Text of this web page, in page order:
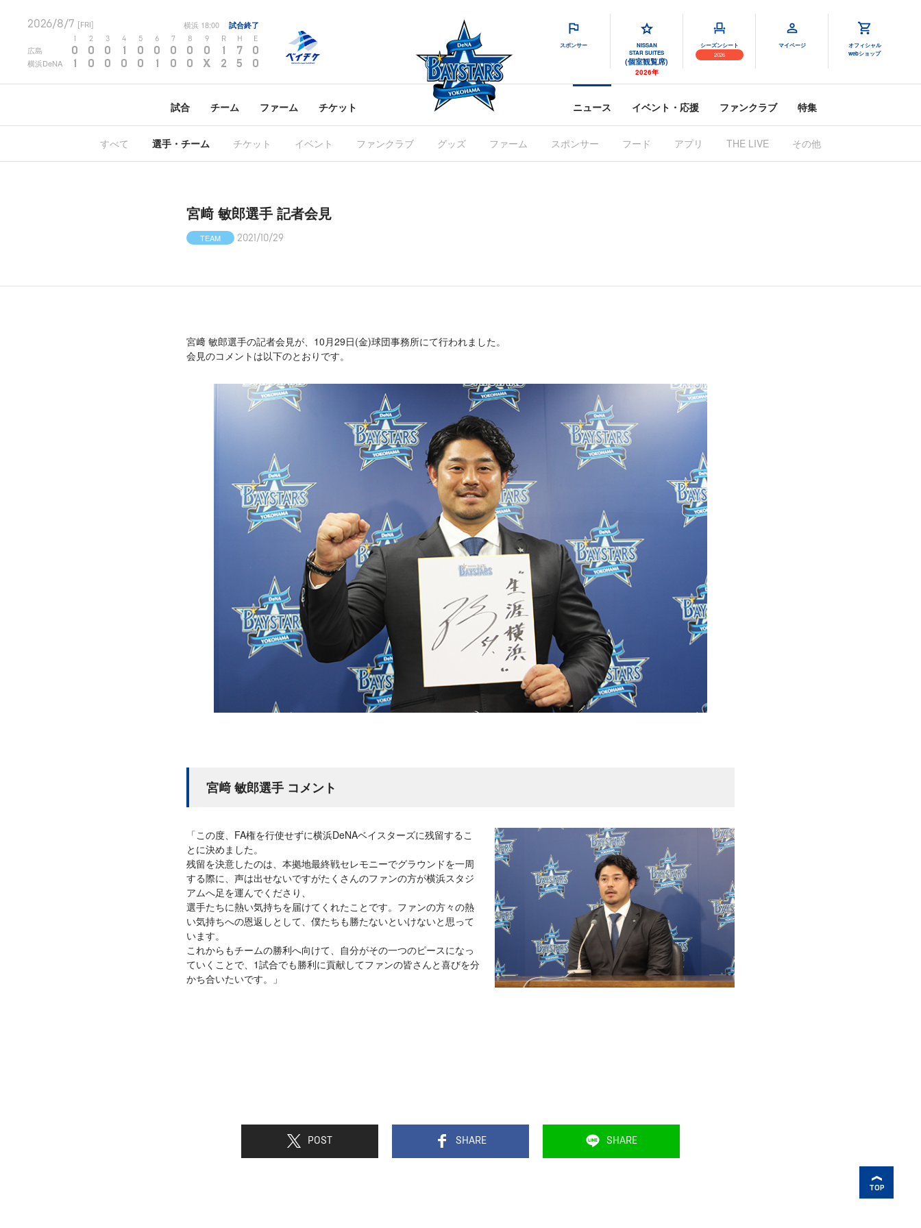
2026/8/7 [FRI] 横浜 18:00 試合終了
2 3 4 5 6 7 8 9 R H E
広島 0 0 0 1 0 0 0 0 0 1 7 0
横浜DeNA 1 0 0 0 0 1 0 0 X 2 5 0
スポンサー
NISSAN
STAR SUITES
(個室観覧席)
2026年
シーズンシート
2026
マイページ
オフィシャル
webショップ
試合 チーム ファーム チケット ニュース イベント・応援 ファンクラブ 特集
すべて 選手・チーム チケット イベント ファンクラブ グッズ ファーム スポンサー フード アプリ THE LIVE その他
宮﨑 敏郎選手 記者会見
TEAM 2021/10/29
宮﨑 敏郎選手の記者会見が、10月29日(金)球団事務所にて行われました。
会見のコメントは以下のとおりです。
宮﨑 敏郎選手 コメント
「この度、FA権を行使せずに横浜DeNAベイスターズに残留するこ
とに決めました。
残留を決意したのは、本拠地最終戦セレモニーでグラウンドを一周
する際に、声は出せないですがたくさんのファンの方が横浜スタジ
アムへ足を運んでくださり、
選手たちに熱い気持ちを届けてくれたことです。ファンの方々の熱
い気持ちへの恩返しとして、僕たちも勝たないといけないと思って
います。
これからもチームの勝利へ向けて、自分がその一つのピースになっ
ていくことで、1試合でも勝利に貢献してファンの皆さんと喜びを分
かち合いたいです。」
POST SHARE SHARE
TOP